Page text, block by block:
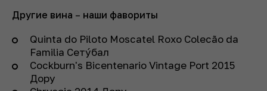
Другие вина – наши фавориты
Quinta do Piloto Moscatel Roxo Colecão da
Familia Сетýбал
Cockburn's Bicentenario Vintage Port 2015
Дору